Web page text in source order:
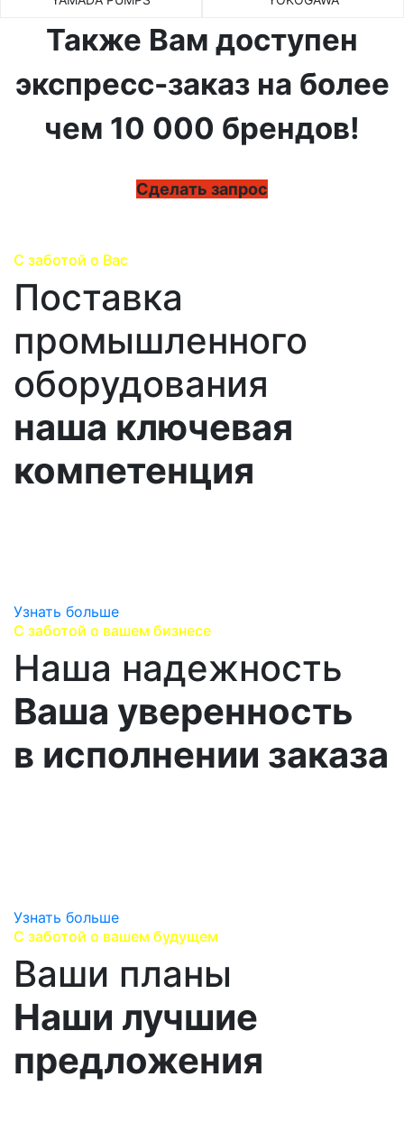
Также Вам доступен
экспресс-заказ на более
чем 10 000 брендов!
Сделать запрос
С заботой о Вас
Поставка
промышленного
оборудования
наша ключевая
компетенция
Узнать больше
С заботой о вашем бизнесе
Наша надежность
Ваша уверенность
в исполнении заказа
Узнать больше
С заботой о вашем будущем
Ваши планы
Наши лучшие
предложения